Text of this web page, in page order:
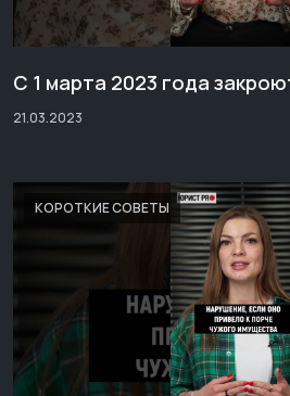
С 1 марта 2023 года
21.03.2023
КОРОТКИЕ СОВЕТЫ